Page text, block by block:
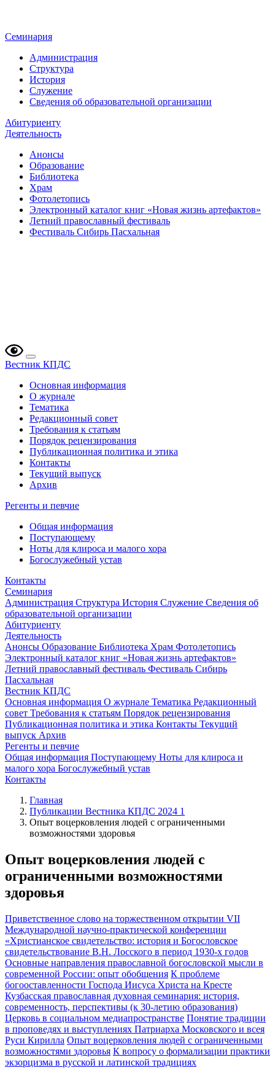
Семинария
Администрация
Структура
История
Служение
Сведения об образовательной организации
Абитуриенту
Деятельность
Анонсы
Образование
Библиотека
Храм
Фотолетопись
Электронный каталог книг «Новая жизнь артефактов»
Летний православный фестиваль
Фестиваль Сибирь Пасхальная
Вестник КПДС
Основная информация
О журнале
Тематика
Редакционный совет
Требования к статьям
Порядок рецензирования
Публикационная политика и этика
Контакты
Текущий выпуск
Архив
Регенты и певчие
Общая информация
Поступающему
Ноты для клироса и малого хора
Богослужебный устав
Контакты
Семинария
Администрация Структура История Служение Сведения об
образовательной организации
Абитуриенту
Деятельность
Анонсы Образование Библиотека Храм Фотолетопись
Электронный каталог книг «Новая жизнь артефактов»
Летний православный фестиваль Фестиваль Сибирь
Пасхальная
Вестник КПДС
Основная информация О журнале Тематика Редакционный
совет Требования к статьям Порядок рецензирования
Публикационная политика и этика Контакты Текущий
выпуск Архив
Регенты и певчие
Общая информация Поступающему Ноты для клироса и
малого хора Богослужебный устав
Контакты
Главная
Публикации Вестника КПДС 2024 1
Опыт воцерковления людей с ограниченными
возможностями здоровья
Опыт воцерковления людей с
ограниченными возможностями
здоровья
Приветственное слово на торжественном открытии VII
Международной научно-практической конференции
«Христианское свидетельство: история и Богословское
свидетельствование В.Н. Лосского в период 1930-х годов
Основные направления православной богословской мысли в
современной России: опыт обобщения К проблеме
богооставленности Господа Иисуса Христа на Кресте
Кузбасская православная духовная семинария: история,
современность, перспективы (к 30-летию образования)
Церковь в социальном медиапространстве Понятие традиции
в проповедях и выступлениях Патриарха Московского и всея
Руси Кирилла Опыт воцерковления людей с ограниченными
возможностями здоровья К вопросу о формализации практики
экзорцизма в русской и латинской традициях